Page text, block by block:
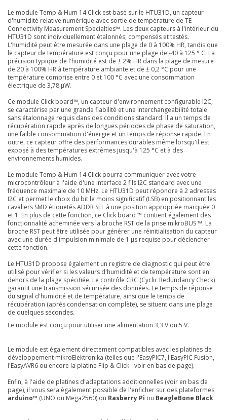
Le module Temp & Hum 14 Click est basé sur le HTU31D, un capteur
d'humidité relative numérique avec sortie de température de TE
Connectivity Measurement Specialties™. Les deux capteurs à l'intérieur du
HTU31D sont individuellement étalonnés, compensés et testés.
L'humidité peut être mesurée dans une plage de 0 à 100% HR, tandis que
le capteur de température est conçu pour une plage de -40 à 125 ° C. La
précision typique de l'humidité est de ± 2% HR dans la plage de mesure
de 20 à 100% HR à température ambiante et de ± 0,2 °C pour une
température comprise entre 0 et 100 °C avec une consommation
électrique de 3,78 μW.
Ce module Click board™, un capteur d'environnement configurable I2C,
se caractérise par une grande fiabilité et une interchangeabilité totale
sans étalonnage requis dans des conditions standard. Il a un temps de
récupération rapide après de longues périodes de phase de saturation,
une faible consommation d'énergie et un temps de réponse rapide. En
outre, ce capteur offre des performances durables même lorsqu'il est
exposé à des températures extrêmes jusqu'à 125 °C et à des
environnements humides.
Le module Temp & Hum 14 Click pourra communiquer avec votre
microcontrôleur à l'aide d'une interface 2 fils I2C standard avec une
fréquence maximale de 10 MHz. Le HTU31D peut répondre à 2 adresses
I2C et permet le choix du bit le moins significatif (LSB) en positionnant les
cavaliers SMD étiquetés ADDR SEL à une position appropriée marquée 0
et 1. En plus de cette fonction, ce Click board ™ contient également des
fonctionnalité acheminée vers la broche RST de la prise mikroBUS ™. La
broche RST peut être utilisée pour générer une réinitialisation du capteur
avec une durée d'impulsion minimale de 1 μs requise pour déclencher
cette fonction.
Le HTU31D propose également un registre de diagnostic qui peut être
utilisé pour vérifier si les valeurs d'humidité et de température sont en
dehors de la plage spécifiée. Le contrôle CRC (Cyclic Redundancy Check)
garantit une transmission sécurisée des données. Le temps de réponse
du signal d'humidité et de température, ainsi que le temps de
récupération (après condensation complète), se situent dans une plage
de quelques secondes.
Le module est conçu pour utiliser une alimentation 3,3 V ou 5 V.
Le module est également directement compatibles avec les platines de
développement mikroElektronika (telles que l'EasyPIC7, l'EasyPIC Fusion,
l'EasyAVR6 ou encore la platine Flip & Click - voir en bas de page).
Enfin, à l'aide de platines d'adaptations additionnelles (voir en bas de
page), il vous sera également possible de l'enficher sur des plateformes
arduino™ (UNO ou Mega2560) ou Rasberry Pi ou BeagleBone Black.